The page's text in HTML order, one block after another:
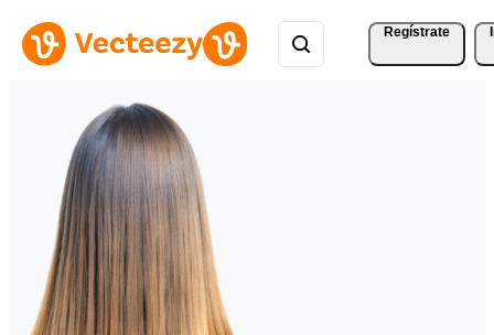
Regístrate